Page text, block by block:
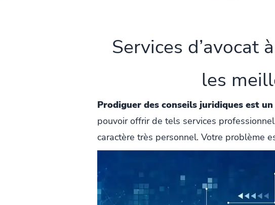
Services
les
Prodiguer des conseils juridiques est
pouvoir offrir de tels services
caractère très personnel. Votre problème